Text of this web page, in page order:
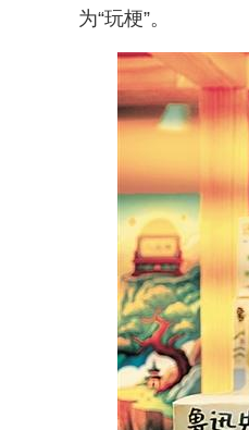
为“玩梗”。